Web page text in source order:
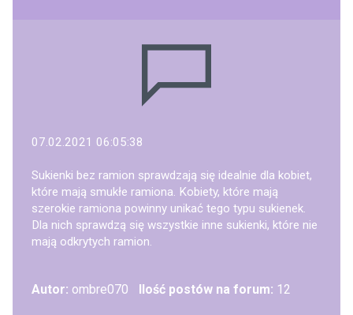
07.02.2021 06:05:38
Sukienki bez ramion sprawdzają się idealnie dla kobiet,
które mają smukłe ramiona. Kobiety, które mają
szerokie ramiona powinny unikać tego typu sukienek.
Dla nich sprawdzą się wszystkie inne sukienki, które nie
mają odkrytych ramion.
Autor: ombre070 Ilość postów na forum: 12